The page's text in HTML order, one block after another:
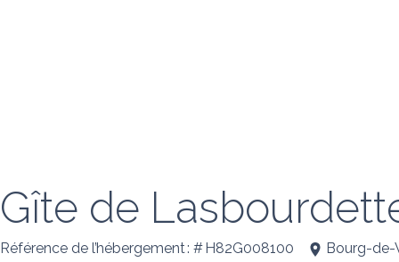
Gîte de
Référence de l’hébergement : # H82G008100 Bourg-de-